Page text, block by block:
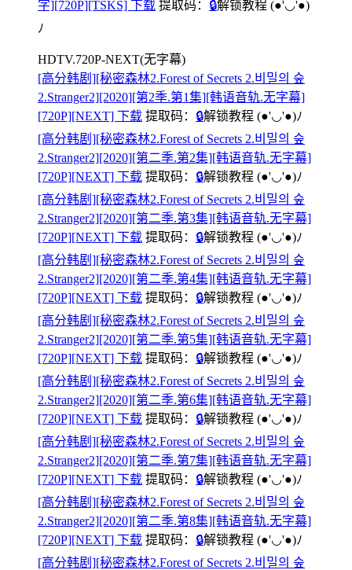
字][720P][TSKS] 下载 提取码： 🔒解锁教程 (●'◡'●)
ﾉ
HDTV.720P-NEXT(无字幕)
[高分韩剧][秘密森林2.Forest of Secrets 2.비밀의 숲
2.Stranger2][2020][第2季.第1集][韩语音轨.无字幕]
[720P][NEXT] 下载 提取码： 🔒解锁教程 (●'◡'●)ﾉ
[高分韩剧][秘密森林2.Forest of Secrets 2.비밀의 숲
2.Stranger2][2020][第二季.第2集][韩语音轨.无字幕]
[720P][NEXT] 下载 提取码： 🔒解锁教程 (●'◡'●)ﾉ
[高分韩剧][秘密森林2.Forest of Secrets 2.비밀의 숲
2.Stranger2][2020][第二季.第3集][韩语音轨.无字幕]
[720P][NEXT] 下载 提取码： 🔒解锁教程 (●'◡'●)ﾉ
[高分韩剧][秘密森林2.Forest of Secrets 2.비밀의 숲
2.Stranger2][2020][第二季.第4集][韩语音轨.无字幕]
[720P][NEXT] 下载 提取码： 🔒解锁教程 (●'◡'●)ﾉ
[高分韩剧][秘密森林2.Forest of Secrets 2.비밀의 숲
2.Stranger2][2020][第二季.第5集][韩语音轨.无字幕]
[720P][NEXT] 下载 提取码： 🔒解锁教程 (●'◡'●)ﾉ
[高分韩剧][秘密森林2.Forest of Secrets 2.비밀의 숲
2.Stranger2][2020][第二季.第6集][韩语音轨.无字幕]
[720P][NEXT] 下载 提取码： 🔒解锁教程 (●'◡'●)ﾉ
[高分韩剧][秘密森林2.Forest of Secrets 2.비밀의 숲
2.Stranger2][2020][第二季.第7集][韩语音轨.无字幕]
[720P][NEXT] 下载 提取码： 🔒解锁教程 (●'◡'●)ﾉ
[高分韩剧][秘密森林2.Forest of Secrets 2.비밀의 숲
2.Stranger2][2020][第二季.第8集][韩语音轨.无字幕]
[720P][NEXT] 下载 提取码： 🔒解锁教程 (●'◡'●)ﾉ
[高分韩剧][秘密森林2.Forest of Secrets 2.비밀의 숲